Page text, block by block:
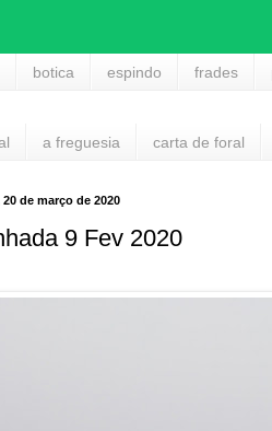
botica espindo frades
a freguesia carta de foral
de março de 2020
9 Fev 2020